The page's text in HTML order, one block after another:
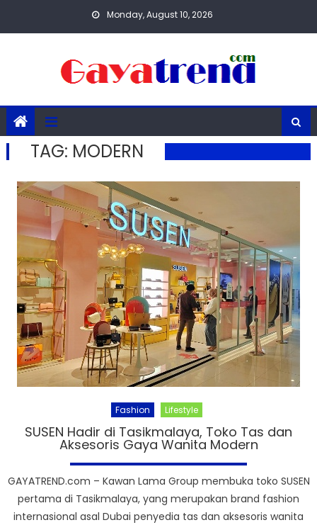
Monday, August 10, 2026
TAG: MODERN
Fashion Lifestyle
SUSEN Hadir di Tasikmalaya, Toko Tas dan
Aksesoris Gaya Wanita Modern
GAYATREND.com – Kawan Lama Group membuka toko SUSEN
pertama di Tasikmalaya, yang merupakan brand fashion
internasional asal Dubai penyedia tas dan aksesoris wanita